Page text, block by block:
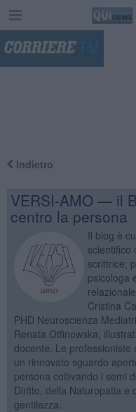
Indietro
VERSI-AMO — il
centro la persona
Il blog è
scientifico
scrittrice,
psicologa
Cristina
PHD Neuroscienza
Renata Otfinowska,
docente. Le professioniste
un rinnovato sguardo
persona coltivando i semi
Diritto, della Naturopatia e
gentilezza.